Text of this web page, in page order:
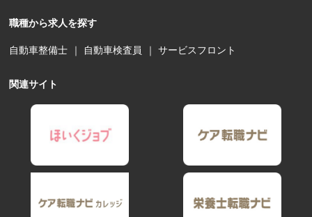
職種から求人を探す
自動車整備士 ｜ 自動車検査員 ｜サービスフロント
関連サイト